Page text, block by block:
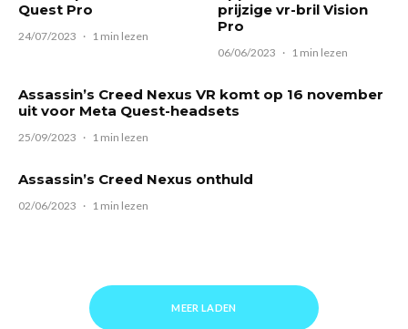
Quest Pro
24/07/2023 · 1 min lezen
prijzige vr-bril Vision
Pro
06/06/2023 · 1 min lezen
Assassin’s Creed Nexus VR komt op 16 november
uit voor Meta Quest-headsets
25/09/2023 · 1 min lezen
Assassin’s Creed Nexus onthuld
02/06/2023 · 1 min lezen
MEER LADEN